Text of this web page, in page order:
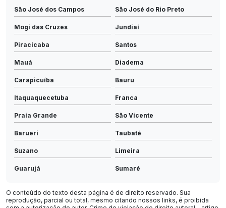
São José dos Campos São José do Rio Preto
Mogi das Cruzes Jundiaí
Piracicaba Santos
Mauá Diadema
Carapicuíba Bauru
Itaquaquecetuba Franca
Praia Grande São Vicente
Barueri Taubaté
Suzano Limeira
Guarujá Sumaré
Indaiatuba São Carlos
O conteúdo do texto desta página é de direito reservado. Sua
reprodução, parcial ou total, mesmo citando nossos links, é proibida